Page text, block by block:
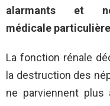
alarmants et
médicale
La fonction rénale
la destruction des
ne parviennent